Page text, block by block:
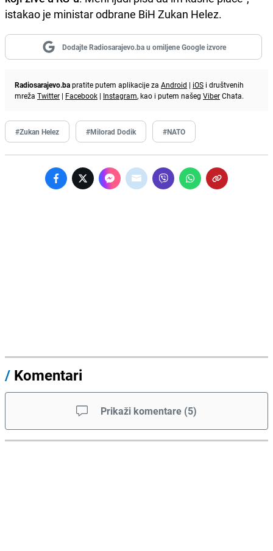
istakao je ministar odbrane BiH Zukan Helez.
Dodajte Radiosarajevo.ba u omiljene Google izvore
Radiosarajevo.bapratite putem aplikacije za Android | iOS i društvenih
mreža Twitter | Facebook | Instagram, kao i putem našeg ViberChata.
#Zukan Helez #Milorad Dodik #NATO
/ Komentari
Prikaži komentare (5)